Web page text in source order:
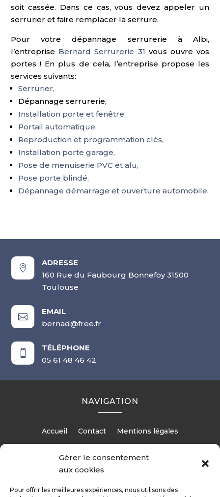
Gérer le consentement
aux cookies
Pour offrir les meilleures expériences, nous utilisons des
soit cassée. Dans ce cas, vous devez appeler un
serrurier et faire remplacer la serrure.
Pour votre dépannage serrurerie à Albi,
l’entreprise Bernard Serrurerie 31 vous ouvre vos
portes ! En plus de cela, l’entreprise propose les
services suivants:
Serrurier,
Dépannage serrurerie,
Installation porte et fenêtre,
Portail automatique,
Reproduction et programmation clés,
Installation porte garage,
Pose de menuiserie PVC et alu,
Pose porte blindé,
Dépannage démarrage et ouverture automobile.

ADRESSE
160 Rue du Faubourg Bonnefoy 31500
Toulouse

EMAIL
bernad@free.fr

TÉLÉPHONE
05 61 48 46 42
NAVIGATION
Accueil Contact Mentions légales
RÉALISATION